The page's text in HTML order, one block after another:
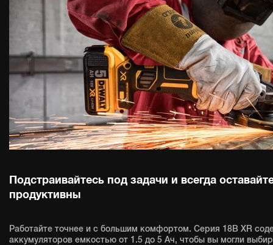
Подстраивайтесь под задачи и всегда
продуктивны
Работайте точнее и с большим комфортом. Серия 18В XR
аккумуляторов емкостью от 1.5 до 5 Ач, чтобы вы могли